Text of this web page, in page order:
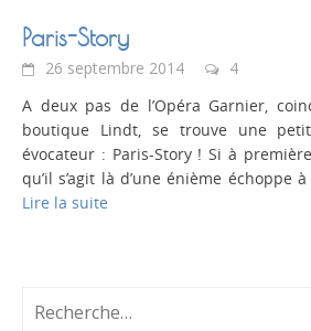
Paris-Story
26 septembre 2014
4
A deux pas de l’Opéra Garnier,
boutique Lindt, se trouve une
évocateur : Paris-Story ! Si à
qu’il s’agit là d’une énième échoppe
Lire la suite
Rechercher :